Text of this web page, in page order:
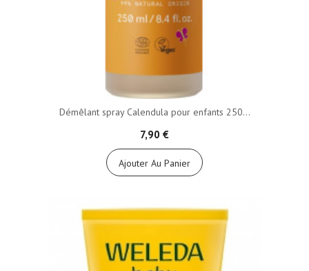
Démêlant spray Calendula pour enfants 250...
7,90 €
Ajouter Au Panier